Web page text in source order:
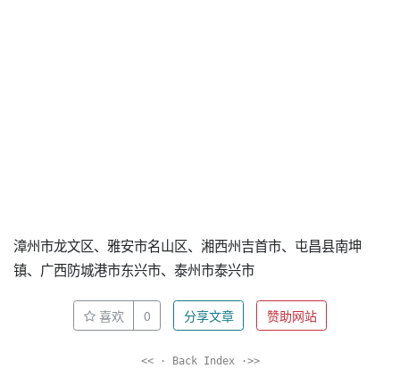
漳州市龙文区、雅安市名山区、湘西州吉首市、屯昌县南坤
镇、广西防城港市东兴市、泰州市泰兴市
喜欢 0 分享文章 赞助网站
<< · Back Index ·>>